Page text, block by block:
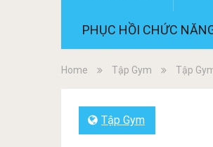
PHỤC HỒI CHỨC
Home Tập Gym Tập
Tập Gym